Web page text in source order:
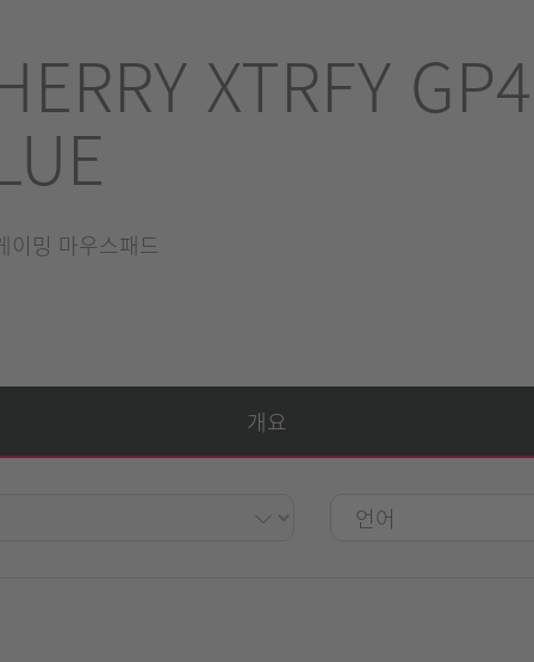
XTRFY
이밍 마우스패드
개요